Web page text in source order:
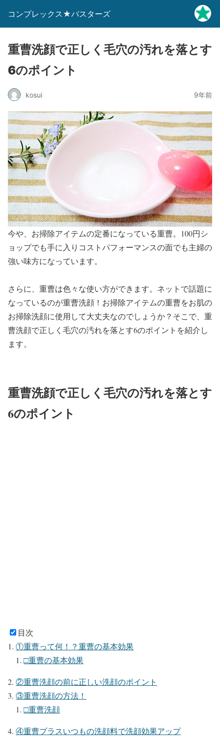
コンプレックス★バスターズ
重曹洗顔で正しく毛穴の汚れを落とす
6のポイント
kosui 9年前
今や、お掃除アイテムの定番になっている重曹。100円シ
ョップでも手に入りコストパフォーマンスの面でも主婦の
強い味方になっています。
さらに、重曹は色々な使い方ができます。ネットで話題に
なっているのが重曹洗顔！お掃除アイテムの重曹をお肌の
お掃除洗顔に使用して大丈夫なのでしょうか？そこで、重
曹洗顔で正しく毛穴の汚れを落とす6のポイントを紹介し
ます。
重曹洗顔で正しく毛穴の汚れを落とす
6のポイント
目次
①重曹って何！？重曹の基本効果
□重曹の基本効果
②重曹洗顔の前に正しい洗顔のポイント
③重曹洗顔の方法！
□重曹洗顔
④重曹プラスいつもの洗顔料で洗顔効果アップ